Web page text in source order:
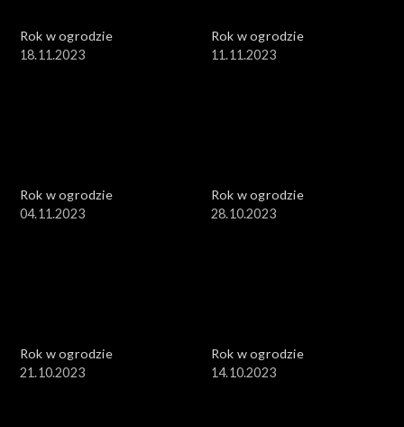
Rok w ogrodzie
18.11.2023
Rok w ogrodzie
11.11.2023
Rok w ogrodzie
04.11.2023
Rok w ogrodzie
28.10.2023
Rok w ogrodzie
21.10.2023
Rok w ogrodzie
14.10.2023